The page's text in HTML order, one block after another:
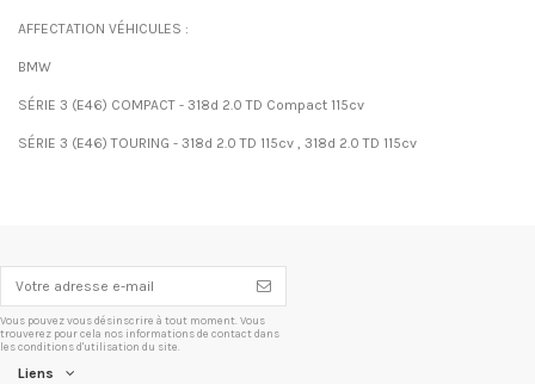
AFFECTATION VÉHICULES :
BMW
SÉRIE 3 (E46) COMPACT - 318d 2.0 TD Compact 115cv
SÉRIE 3 (E46) TOURING - 318d 2.0 TD 115cv , 318d 2.0 TD 115cv
Vous pouvez vous désinscrire à tout moment. Vous
trouverez pour cela nos informations de contact dans
les conditions d'utilisation du site.
Liens